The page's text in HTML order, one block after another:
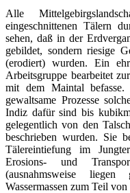
Alle
eingeschnittenen Tälern
sehen, daß in der
gebildet, sondern riesige
(erodiert) wurden. Ein
Arbeitsgruppe bearbeitet
mit dem Maintal
gewaltsame Prozesse
Indiz dafür sind bis
gelegentlich von den
beschrieben wurden. Sie
Tälereintiefung im
Erosions- und
(ausnahmsweise
Wassermassen zum Teil